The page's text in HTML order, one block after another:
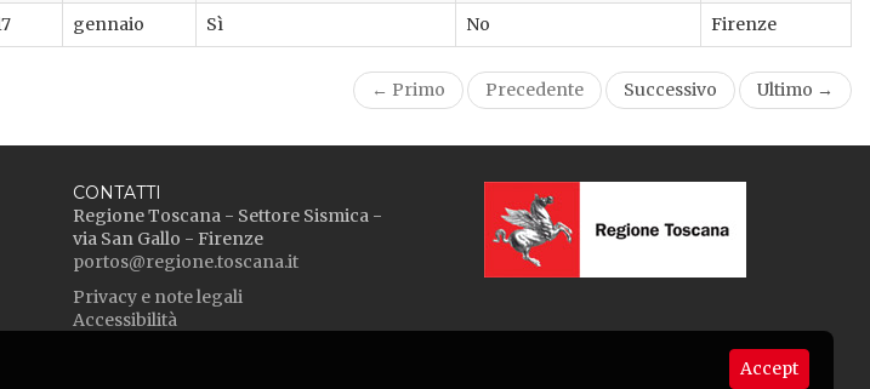
gennaio Sì No Firenze
← Primo Precedente Successivo Ultimo →
Accept
CONTATTI
Regione Toscana - Settore Sismica -
via San Gallo - Firenze
portos@regione.toscana.it
Privacy e note legali
Accessibilità